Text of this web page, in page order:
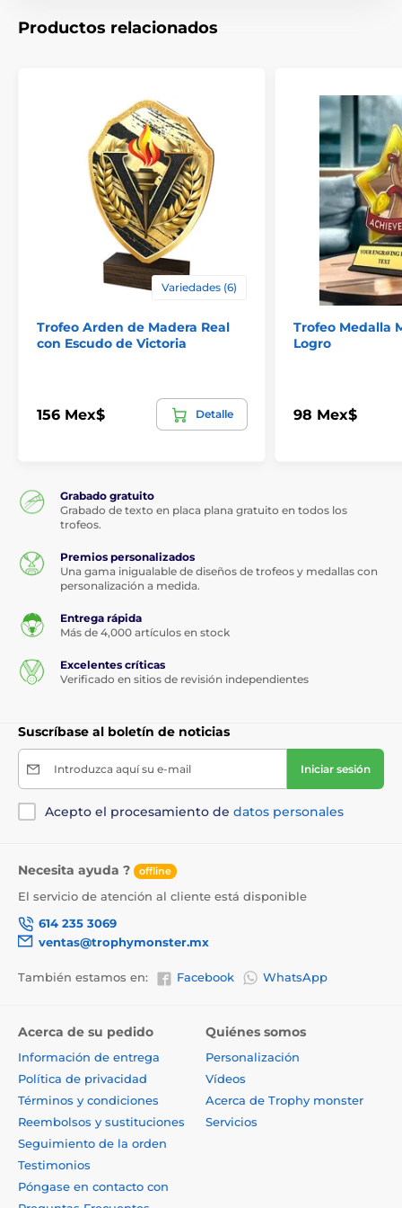
Productos relacionados
Variedades (6)
Trofeo Arden de Madera Real
con Escudo de Victoria
156 Mex$ Detalle
Trofeo Medalla
Logro
98 Mex$
Grabado gratuito
Grabado de texto en placa plana gratuito en todos los
trofeos.
Premios personalizados
Una gama inigualable de diseños de trofeos y medallas con
personalización a medida.
Entrega rápida
Más de 4,000 artículos en stock
Excelentes críticas
Verificado en sitios de revisión independientes
Suscríbase al boletín de noticias
Introduzca aquí su e-mail Iniciar sesión
Acepto el procesamiento de datos personales
Necesita ayuda ? offline
El servicio de atención al cliente está disponible
614 235 3069
ventas@trophymonster.mx
También estamos en: Facebook WhatsApp
Acerca de su pedido
Información de entrega
Política de privacidad
Términos y condiciones
Reembolsos y sustituciones
Seguimiento de la orden
Testimonios
Póngase en contacto con
Quiénes somos
Personalización
Vídeos
Acerca de Trophy monster
Servicios